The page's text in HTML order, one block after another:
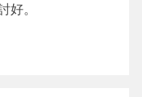
好。